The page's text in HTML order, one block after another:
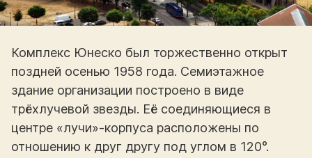
Комплекс Юнеско был торжественно открыт
поздней осенью 1958 года. Семиэтажное
здание организации построено в виде
трёхлучевой звезды. Её соединяющиеся в
центре «лучи»-корпуса расположены по
отношению к друг другу под углом в 120°.